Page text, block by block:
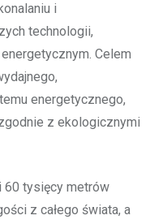
i
technologii,
Celem
energetycznego,
z ekologicznymi
60 tysięcy metrów
z całego świata, a